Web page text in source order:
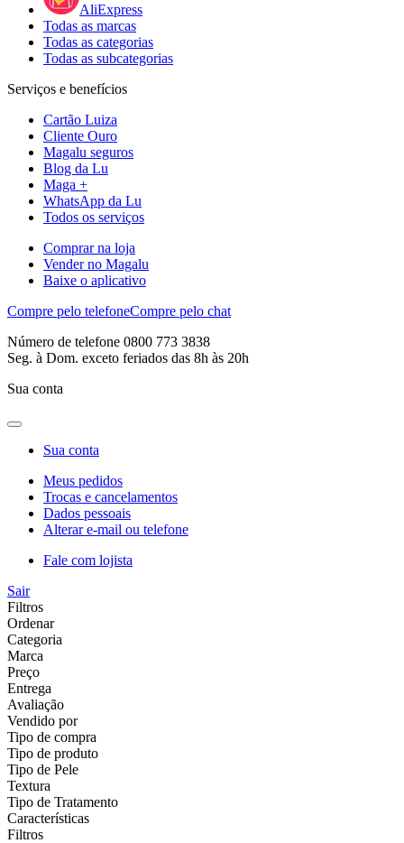
AliExpress
Todas as marcas
Todas as categorias
Todas as subcategorias
Serviços e benefícios
Cartão Luiza
Cliente Ouro
Magalu seguros
Blog da Lu
Maga +
WhatsApp da Lu
Todos os serviços
Comprar na loja
Vender no Magalu
Baixe o aplicativo
Compre pelo telefoneCompre pelo chat
Número de telefone 0800 773 3838
Seg. à Dom. exceto feriados das 8h às 20h
Sua conta
Sua conta
Meus pedidos
Trocas e cancelamentos
Dados pessoais
Alterar e-mail ou telefone
Fale com lojista
Sair
Filtros
Ordenar
Categoria
Marca
Preço
Entrega
Avaliação
Vendido por
Tipo de compra
Tipo de produto
Tipo de Pele
Textura
Tipo de Tratamento
Características
Filtros